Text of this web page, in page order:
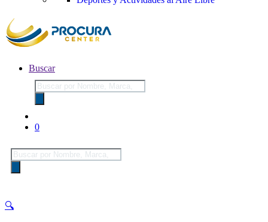
Buscar
Búsqueda
de
productos
0
Búsqueda
de
productos
🔍